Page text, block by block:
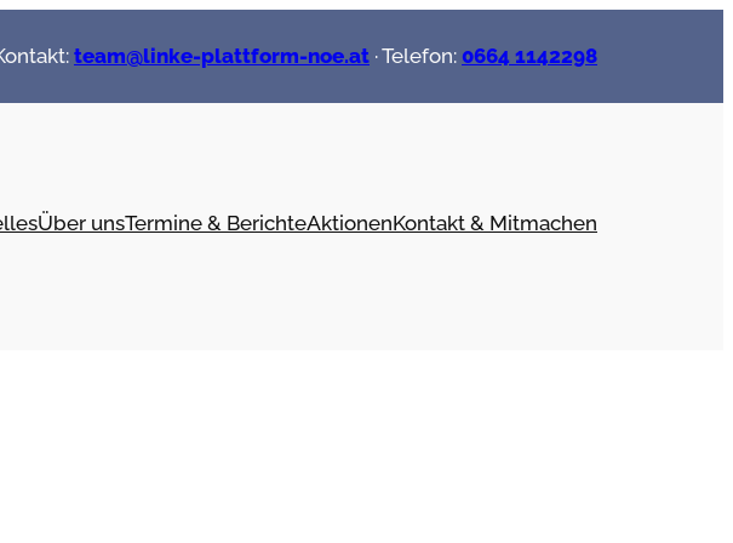
team@linke-plattform-noe.at · Telefon: 0664 1142298
Über unsTermine & BerichteAktionenKontakt & Mitmachen